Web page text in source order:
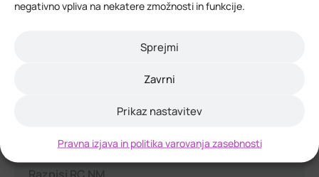
negativno vpliva na nekatere zmožnosti in funkcije.
Sprejmi
Zavrni
Prikaz nastavitev
Pravna izjava in politika varovanja zasebnosti
4. junija 2026ob 14:00
ob 13:00
Razpisi RC NM